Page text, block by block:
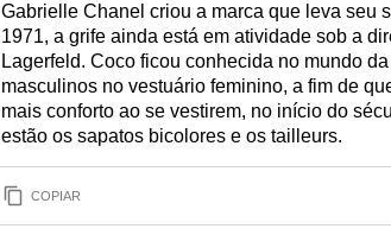
Gabrielle Chanel criou a marca que leva seu
1971, a grife ainda está em atividade sob a
Lagerfeld. Coco ficou conhecida no mundo
masculinos no vestuário feminino, a fim de
mais conforto ao se vestirem, no início do
estão os sapatos bicolores e os tailleurs.
COPIAR